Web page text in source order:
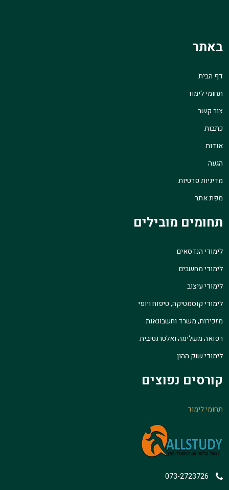
באתר
דף הבית
תחומי לימוד
צור קשר
כתבות
אודות
הגעה
מדיניות פרטיות
מפת אתר
תחומים מובילים
לימודי הנדסאים
לימודי מחשבים
לימודי עיצוב
לימודי קוסמטיקה, טיפוח ויופי
מזכירות, משרד וחשבונאות
רפואה משלימה ואלטרנטיבית
לימודי שוק ההון
קורסים נפוצים
תחומי לימוד
073-2723726